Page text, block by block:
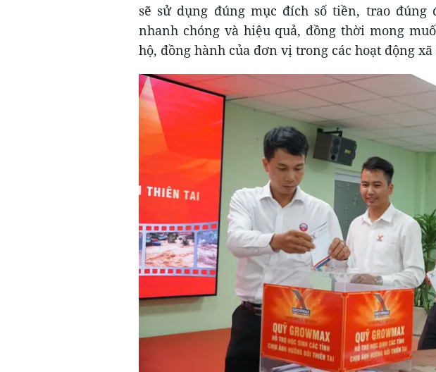
sẽ sử dụng đúng mục đích số tiền, trao
nhanh chóng và hiệu quả, đồng thời mong
hộ, đồng hành của đơn vị trong các hoạt động